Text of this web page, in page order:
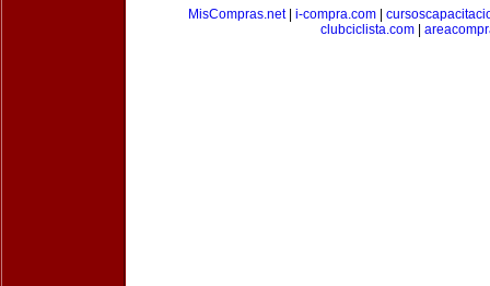
MisCompras.net| i-compra.com|
clubciclista.com|